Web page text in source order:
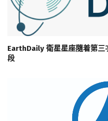
EarthDaily 衛星星座隨着第三
段